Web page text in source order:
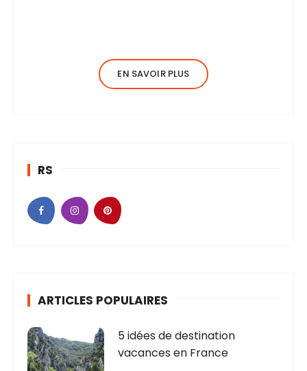
EN SAVOIR PLUS
RS
ARTICLES POPULAIRES
5 idées de destination
vacances en France